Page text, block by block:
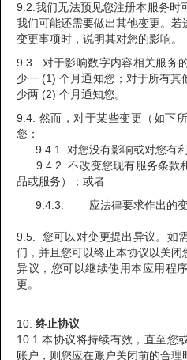
9.2.我们无法预见您注册本服务时
我们可能还需要做出其他变更。
变更事项时，说明其对您的影响。
9.3. 对于影响数字内容相关服务
少一 (1) 个月通知您；对于所有其
少两 (2) 个月通知您。
9.4. 然而，对于某些变更（如下
您：
9.4.1. 对您没有影响或对您有利
9.4.2. 不改变您现有服务条款
品或服务）；或者
9.4.3. 应法律要求作出的变
9.5. 您可以对变更提出异议。如
们，并且您可以终止本协议以关
异议，您可以继续使用本应用程
更。
10. 终止协议
10.1.本协议将持续有效，直至您
账户，则您应在账户关闭前的合理